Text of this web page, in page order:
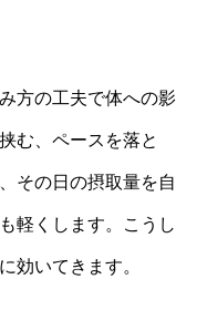
方の工夫で体への影
む、ペースを落と
その日の摂取量を自
軽くします。こうし
効いてきます。